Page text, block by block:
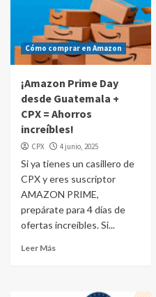
Cómo comprar en Amazon
¡Amazon Prime Day
desde Guatemala +
CPX = Ahorros
increíbles!
CPX 4 junio, 2025
Si ya tienes un casillero de
CPX y eres suscriptor
AMAZON PRIME,
prepárate para 4 días de
ofertas increíbles. Si...
Leer Más